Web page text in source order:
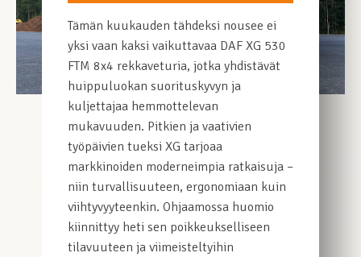
Tämän kuukauden tähdeksi nousee ei
yksi vaan kaksi vaikuttavaa DAF XG 530
FTM 8x4 rekkaveturia, jotka yhdistävät
huippuluokan suorituskyvyn ja
kuljettajaa hemmottelevan
mukavuuden. Pitkien ja vaativien
työpäivien tueksi XG tarjoaa
markkinoiden moderneimpia ratkaisuja –
niin turvallisuuteen, ergonomiaan kuin
viihtyvyyteenkin. Ohjaamossa huomio
kiinnittyy heti sen poikkeukselliseen
tilavuuteen ja viimeisteltyihin